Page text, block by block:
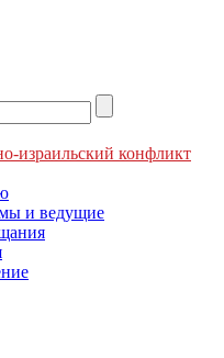
израильский конфликт
и ведущие